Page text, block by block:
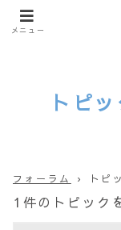
トピ
フォーラム › トピ
1件のトピッ
メニュー